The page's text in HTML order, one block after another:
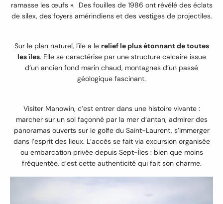
ramasse les œufs ». Des fouilles de 1986 ont révélé des éclats
de silex, des foyers amérindiens et des vestiges de projectiles.
Sur le plan naturel, l'île a le relief le plus étonnant de toutes
les îles. Elle se caractérise par une structure calcaire issue
d’un ancien fond marin chaud, montagnes d’un passé
géologique fascinant.
Visiter Manowin, c’est entrer dans une histoire vivante :
marcher sur un sol façonné par la mer d’antan, admirer des
panoramas ouverts sur le golfe du Saint-Laurent, s’immerger
dans l’esprit des lieux. L’accès se fait via excursion organisée
ou embarcation privée depuis Sept-Îles : bien que moins
fréquentée, c’est cette authenticité qui fait son charme.